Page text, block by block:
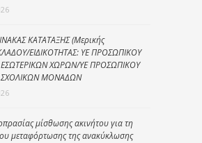
ΚΑΤΑΤΑΞΗΣ (Μερικής
ΕΙΔΙΚΟΤΗΤΑΣ: ΥΕ ΠΡΟΣΩΠΙΚΟΥ
ΧΩΡΩΝ/ΥΕ ΠΡΟΣΩΠΙΚΟΥ
ΣΧΟΛΙΚΩΝ ΜΟΝΑΔΩΝ
μίσθωσης ακινήτου για τη
μεταφόρτωσης της ανακύκλωσης